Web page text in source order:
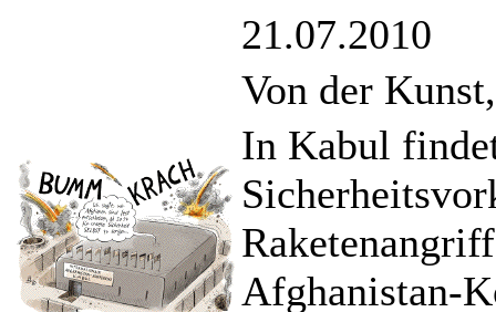
21.07.2010
Von der
In Kabul
Afghanistan-